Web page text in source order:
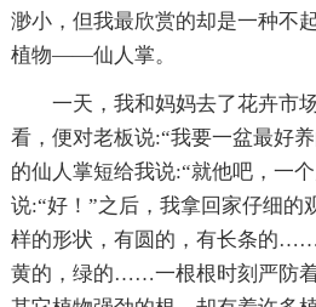
渺小，但我最欣赏的却是一种不
植物——仙人掌。
一天，我和妈妈去了花卉市
看，便对老板说:“我要一盆最好
的仙人掌短给我说:“就他吧，一
说:“好！”之后，我拿回家仔细的
样的形状，有圆的，有长条的……
黄的，绿的……一根根时刻严防